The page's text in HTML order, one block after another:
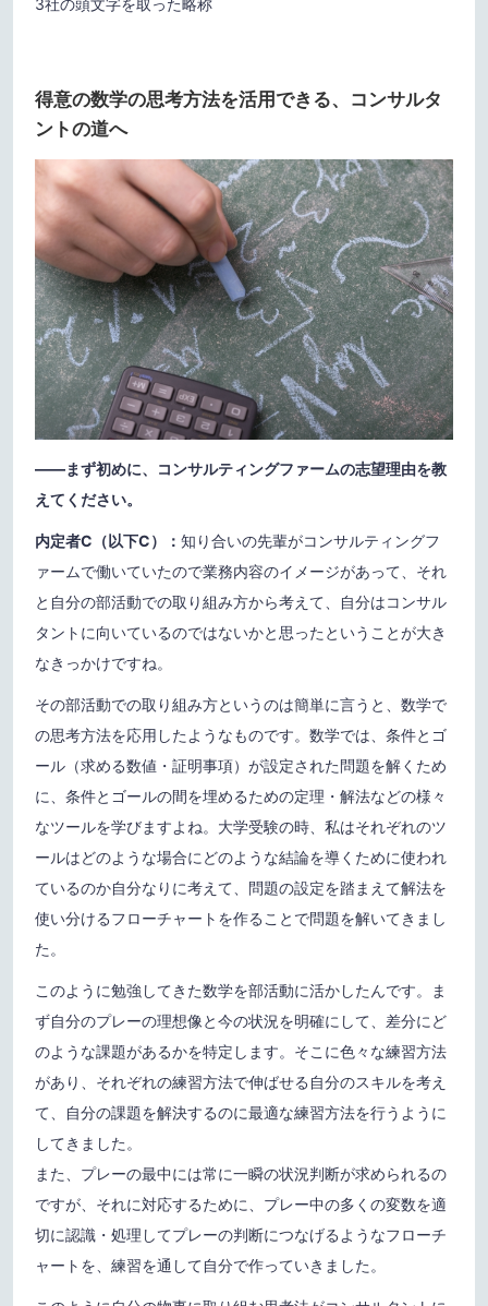
3社の頭文字を取った略称
得意の数学の思考方法を活用できる、コンサルタ
ントの道へ
——まず初めに、コンサルティングファームの志望理由を教
えてください。
内定者C（以下C）： 知り合いの先輩がコンサルティングフ
ァームで働いていたので業務内容のイメージがあって、それ
と自分の部活動での取り組み方から考えて、自分はコンサル
タントに向いているのではないかと思ったということが大き
なきっかけですね。
その部活動での取り組み方というのは簡単に言うと、数学で
の思考方法を応用したようなものです。数学では、条件とゴ
ール（求める数値・証明事項）が設定された問題を解くため
に、条件とゴールの間を埋めるための定理・解法などの様々
なツールを学びますよね。大学受験の時、私はそれぞれのツ
ールはどのような場合にどのような結論を導くために使われ
ているのか自分なりに考えて、問題の設定を踏まえて解法を
使い分けるフローチャートを作ることで問題を解いてきまし
た。
このように勉強してきた数学を部活動に活かしたんです。ま
ず自分のプレーの理想像と今の状況を明確にして、差分にど
のような課題があるかを特定します。そこに色々な練習方法
があり、それぞれの練習方法で伸ばせる自分のスキルを考え
て、自分の課題を解決するのに最適な練習方法を行うように
してきました。
また、プレーの最中には常に一瞬の状況判断が求められるの
ですが、それに対応するために、プレー中の多くの変数を適
切に認識・処理してプレーの判断につなげるようなフローチ
ャートを、練習を通して自分で作っていきました。